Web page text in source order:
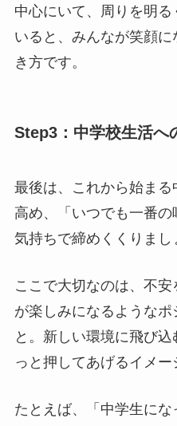
中心にいて、周りを明
いると、みんなが笑顔
き方です。
Step3：中学校生活へ
最後は、これから始ま
高め、「いつでも一番
気持ちで締めくくりまし
ここで大切なのは、不
が楽しみになるような
と。新しい環境に飛び
っと押してあげるイメー
たとえば、「中学生に